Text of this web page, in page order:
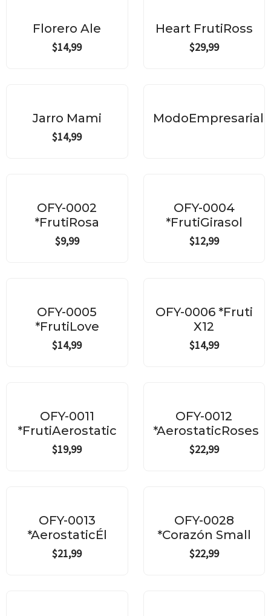
Florero Ale
$14,99
Heart FrutiRoss
$29,99
Jarro Mami
$14,99
ModoEmpresarial
OFY-0002
*FrutiRosa
$9,99
OFY-0004
*FrutiGirasol
$12,99
OFY-0005
*FrutiLove
$14,99
OFY-0006 *Fruti
X12
$14,99
OFY-0011
*FrutiAerostatic
$19,99
OFY-0012
*AerostaticRoses
$22,99
OFY-0013
*AerostaticÉl
$21,99
OFY-0028
*Corazón Small
$22,99